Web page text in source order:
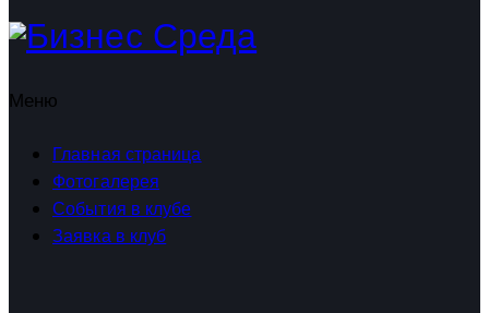
Меню
Главная страница
Фотогалерея
События в клубе
Заявка в клуб